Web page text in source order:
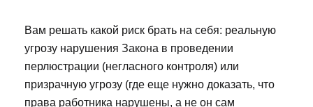
Вам решать какой риск брать на себя: реальную
угрозу нарушения Закона в проведении
перлюстрации (негласного контроля) или
призрачную угрозу (где еще нужно доказать, что
права работника нарушены, а не он сам